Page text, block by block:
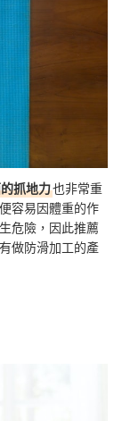
抓地力也非常重
容易因體重的作
危險，因此推薦
做防滑加工的產